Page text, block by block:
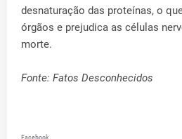
desnaturação das proteínas, o
órgãos e prejudica as células
morte.
Fonte: Fatos Desconhecidos
Facebook